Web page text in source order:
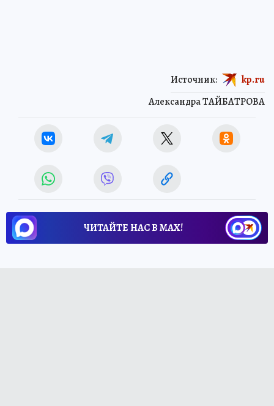
Александра ТАЙБАТРОВА
Источник: kp.ru
ЧИТАЙТЕ НАС В МАХ!